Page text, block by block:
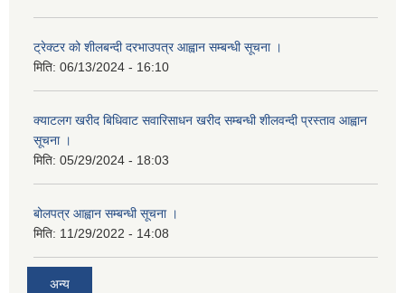
ट्रेक्टर को शीलबन्दी दरभाउपत्र आह्वान सम्बन्धी सूचना ।
मिति: 06/13/2024 - 16:10
क्याटलग खरीद बिधिवाट सवारिसाधन खरीद सम्बन्धी शीलवन्दी प्रस्ताव आह्वान
सूचना ।
मिति: 05/29/2024 - 18:03
बोलपत्र आह्वान सम्बन्धी सूचना ।
मिति: 11/29/2022 - 14:08
अन्य